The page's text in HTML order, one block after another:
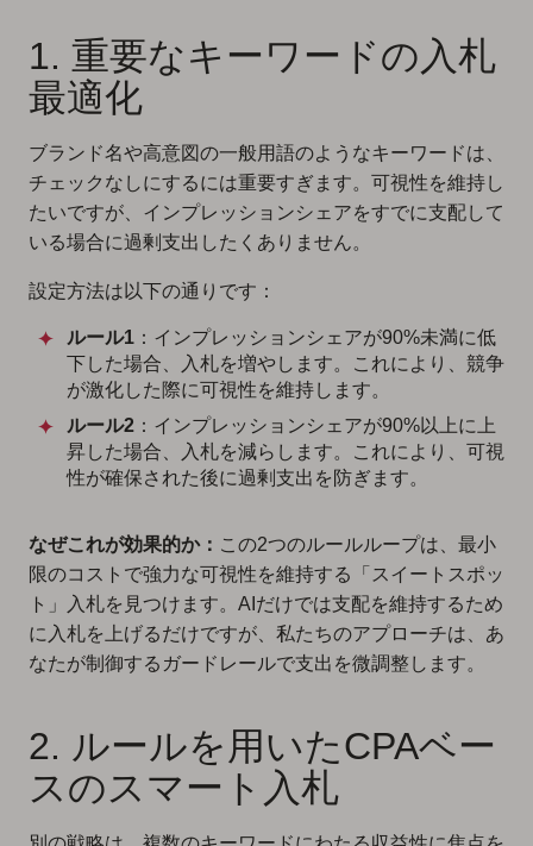
1. 重要なキーワードの入札
最適化
ブランド名や高意図の一般用語のようなキーワードは、
チェックなしにするには重要すぎます。可視性を維持し
たいですが、インプレッションシェアをすでに支配して
いる場合に過剰支出したくありません。
設定方法は以下の通りです：
ルール1 ：インプレッションシェアが90%未満に低
下した場合、入札を増やします。これにより、競争
が激化した際に可視性を維持します。
ルール2 ：インプレッションシェアが90%以上に上
昇した場合、入札を減らします。これにより、可視
性が確保された後に過剰支出を防ぎます。
なぜこれが効果的か： この2つのルールループは、最小
限のコストで強力な可視性を維持する「スイートスポッ
ト」入札を見つけます。AIだけでは支配を維持するため
に入札を上げるだけですが、私たちのアプローチは、あ
なたが制御するガードレールで支出を微調整します。
2. ルールを用いたCPAベー
スのスマート入札